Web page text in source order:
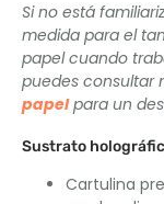
Si no está
medida para el
papel cuando
puedes consultar
papelpara un
Sustrato
Cartulina